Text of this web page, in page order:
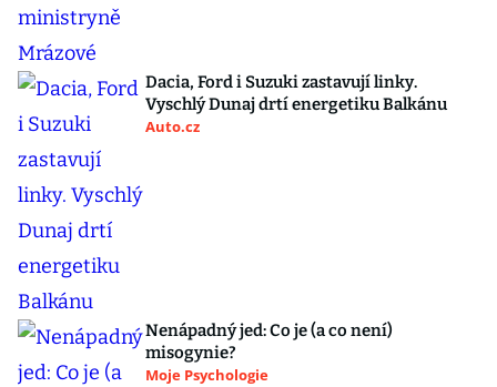
Dacia, Ford i Suzuki zastavují linky.
Vyschlý Dunaj drtí energetiku Balkánu
Auto.cz
Nenápadný jed: Co je (a co není)
misogynie?
Moje Psychologie